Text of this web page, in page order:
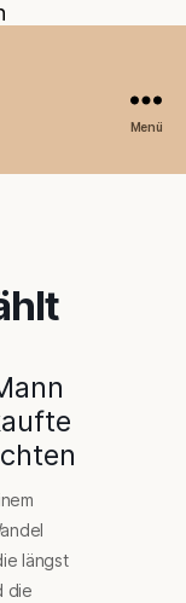
Menü
längst
die